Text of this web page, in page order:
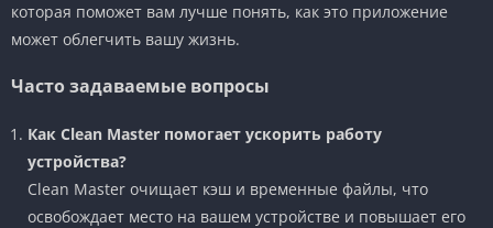
которая поможет вам лучше понять, как это приложение
может облегчить вашу жизнь.
Часто задаваемые вопросы
Как Clean Master помогает ускорить работу
устройства?
Clean Master очищает кэш и временные файлы, что
освобождает место на вашем устройстве и повышает его